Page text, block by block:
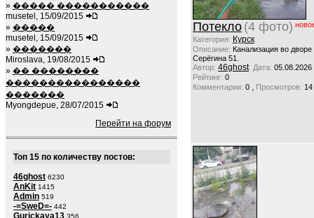
» ����� �����������
musetel, 15/09/2015
» �����
musetel, 15/09/2015
» �������
Miroslava, 19/08/2015
» �� ��������
����������������
�������
Myongdepue, 28/07/2015
Перейти на форум
Топ 15 по количеству постов:
46ghost 6230
AnKit 1415
Admin 519
-=SweD=- 442
Gurickaya13 356
Потекло (4 фото)
Категория: Курск
Описание: Канализация во
Серёгина 51.
Автор: 46ghost Дата: 05.08.2026
Рейтинг: 0
Комментарии: 0 , Просмотров: 14